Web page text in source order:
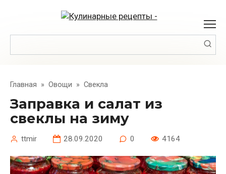
Главная » Овощи » Свекла
Заправка и салат из
свеклы на зиму
ttmir 28.09.2020 0 4164